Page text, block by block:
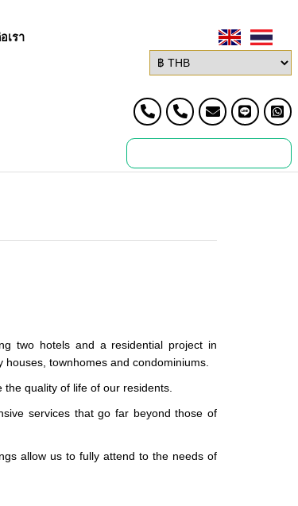
เรา
two hotels and a residential project in
townhomes and condominiums.
quality of life of our residents.
services that go far beyond those of
allow us to fully attend to the needs of